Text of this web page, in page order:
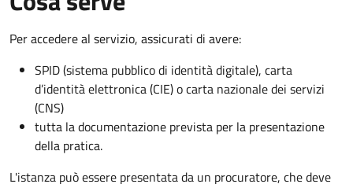
Per accedere al servizio, assicurati di avere:
SPID (sistema pubblico di identità digitale), carta
d’identità elettronica (CIE) o carta nazionale dei servizi
(CNS)
tutta la documentazione prevista per la presentazione
della pratica.
L'istanza può essere presentata da un procuratore, che deve